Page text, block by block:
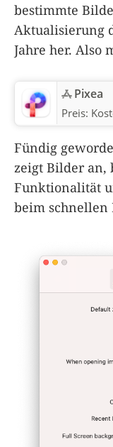
bestimmte
Aktualisierung
Jahre her. Also
Pixea
Preis:
Fündig
zeigt Bilder an,
Funktionalität
beim schnellen